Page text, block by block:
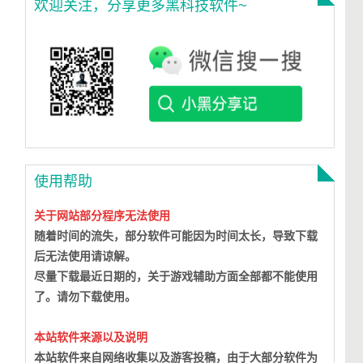
欢迎关注，分享更多黑科技软件~
使用帮助
关于网站部分程序无法使用
随着时间的流失，部分软件可能因为时间太长，导致下载
后无法使用请谅解。
尽量下载最近日期的，关于游戏辅助方面全部都不能使用
了。请勿下载使用。
本站软件来源以及说明
本站软件来自网络收集以及游客投稿，由于大部分软件为